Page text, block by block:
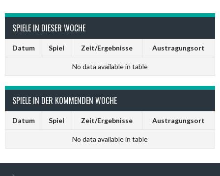
SPIELE IN DIESER WOCHE
Datum Spiel Zeit/Ergebnisse Austragungsort
No data available in table
SPIELE IN DER KOMMENDEN WOCHE
Datum Spiel Zeit/Ergebnisse Austragungsort
No data available in table